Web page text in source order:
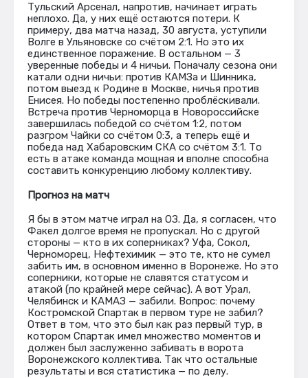
Тульский Арсенал, напротив, начинает играть
неплохо. Да, у них ещё остаются потери. К
примеру, два матча назад, 30 августа, уступили
Волге в Ульяновске со счётом 2:1. Но это их
единственное поражение. В остальном — 3
уверенные победы и 4 ничьи. Поначалу сезона они
катали одни ничьи: против КАМЗа и Шинника,
потом выезд к Родине в Москве, ничья против
Енисея. Но победы постепенно проблёскивали.
Встреча против Черноморца в Новороссийске
завершилась победой со счётом 1:2, потом
разгром Чайки со счётом 0:3, а теперь ещё и
победа над Хабаровским СКА со счётом 3:1. То
есть в атаке команда мощная и вполне способна
составить конкуренцию любому коллективу.
Прогноз на матч
Я бы в этом матче играл на ОЗ. Да, я согласен, что
Факел долгое время не пропускал. Но с другой
стороны — кто в их соперниках? Уфа, Сокол,
Черноморец, Нефтехимик — это те, кто не сумел
забить им, в основном именно в Воронеже. Но это
соперники, которые не славятся статусом и
атакой (по крайней мере сейчас). А вот Урал,
Челябинск и КАМАЗ — забили. Вопрос: почему
Костромской Спартак в первом туре не забил?
Ответ в том, что это был как раз первый тур, в
котором Спартак имел множество моментов и
должен был заслуженно забивать в ворота
Воронежского коллектива. Так что остальные
результаты и вся статистика — по делу.